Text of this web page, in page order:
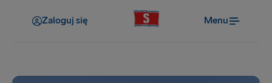
Zaloguj się Menu